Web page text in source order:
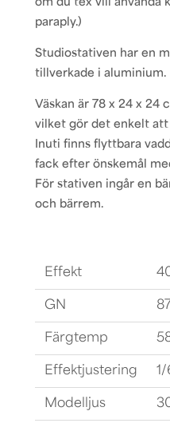
om du tex vill använda
paraply.)
Studiostativen har en
tillverkade i aluminium.
Väskan är 78 x 24 x 24
vilket gör det enkelt
Inuti finns flyttbara
fack efter önskemål
För stativen ingår en
och bärrem.
Effekt
GN
Färgtemp
Effektjustering 1/
Modelljus